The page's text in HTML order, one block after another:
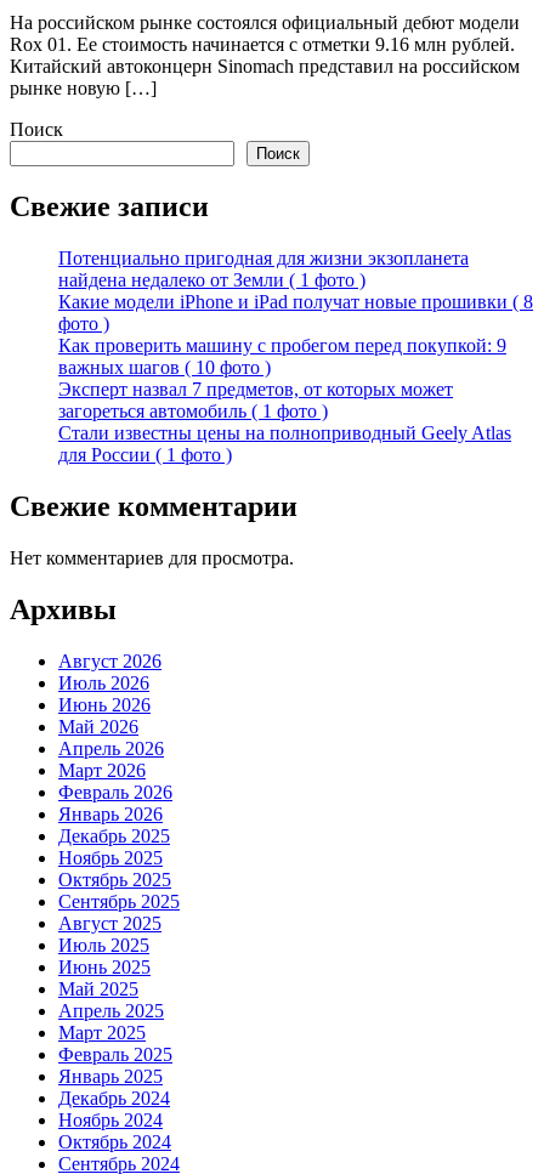
На российском рынке состоялся официальный дебют модели
Rox 01. Ее стоимость начинается с отметки 9.16 млн рублей.
Китайский автоконцерн Sinomach представил на российском
рынке новую […]
Поиск
Поиск
Свежие записи
Потенциально пригодная для жизни экзопланета
найдена недалеко от Земли ( 1 фото )
Какие модели iPhone и iPad получат новые прошивки ( 8
фото )
Как проверить машину с пробегом перед покупкой: 9
важных шагов ( 10 фото )
Эксперт назвал 7 предметов, от которых может
загореться автомобиль ( 1 фото )
Стали известны цены на полноприводный Geely Atlas
для России ( 1 фото )
Свежие комментарии
Нет комментариев для просмотра.
Архивы
Август 2026
Июль 2026
Июнь 2026
Май 2026
Апрель 2026
Март 2026
Февраль 2026
Январь 2026
Декабрь 2025
Ноябрь 2025
Октябрь 2025
Сентябрь 2025
Август 2025
Июль 2025
Июнь 2025
Май 2025
Апрель 2025
Март 2025
Февраль 2025
Январь 2025
Декабрь 2024
Ноябрь 2024
Октябрь 2024
Сентябрь 2024